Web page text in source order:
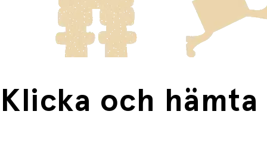
frakten för dessa varor visas i kassan.
Fri frakt när du handlar för mer än 1500:-
Klicka och hämta